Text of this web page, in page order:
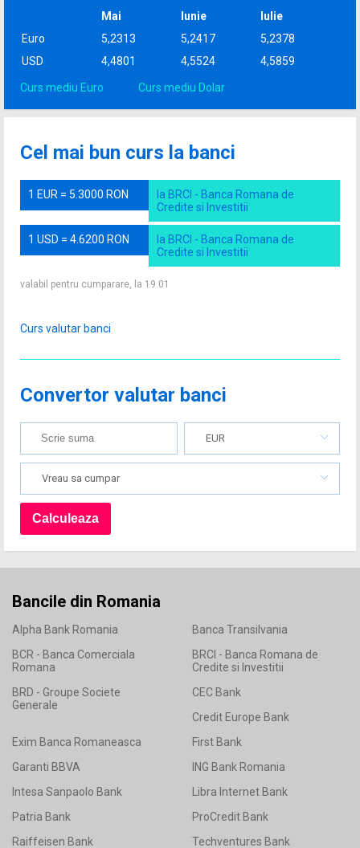
Mai Iunie
Iulie
Euro
5,2313 5,2417
5,2378
USD
4,4801 4,5524 4,5859
Curs mediu Euro Curs mediu Dolar
Cel mai bun curs la banci
1 EUR = 5.3000 RON
la BRCI - Banca Romana de
Credite si Investitii
1 USD = 4.6200 RON
la BRCI - Banca Romana de
Credite si Investitii
valabil pentru cumparare, la 19.01
Curs valutar banci
Convertor valutar banci
EUR
Vreau sa cumpar
Bancile din Romania
Alpha Bank Romania
Banca Transilvania
BCR - Banca Comerciala
Romana
BRCI - Banca Romana de
Credite si Investitii
BRD - Groupe Societe
Generale
CEC Bank
Credit Europe Bank
Exim Banca Romaneasca
First Bank
Garanti BBVA
ING Bank Romania
Intesa Sanpaolo Bank
Libra Internet Bank
Patria Bank
ProCredit Bank
Raiffeisen Bank
Techventures Bank